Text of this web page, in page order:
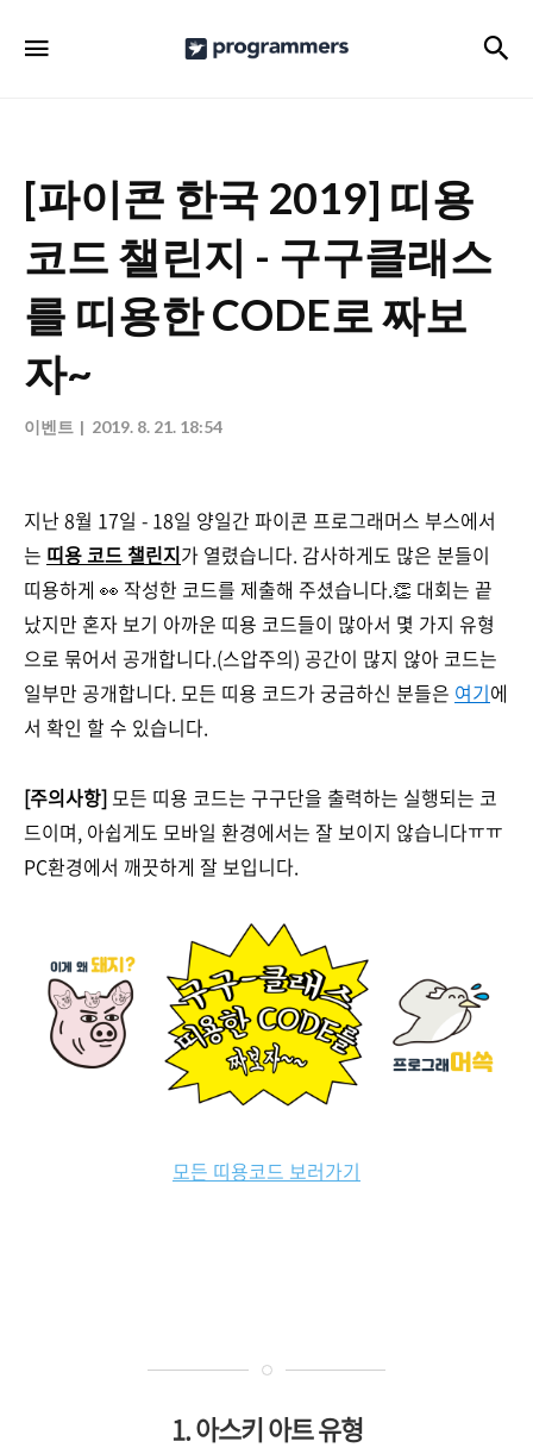
로
머
스
공
식
블
[파이콘 한국 2019] 띠용
코드 챌린지 - 구구클래스
를 띠용한 CODE로 짜보
자~
이벤트 2019. 8. 21. 18:54
지난 8월 17일 - 18일 양일간 파이콘 프로그래머스 부스에서
는 띠용 코드 챌린지가 열렸습니다. 감사하게도 많은 분들이
띠용하게 👀 작성한 코드를 제출해 주셨습니다.👏 대회는 끝
났지만 혼자 보기 아까운 띠용 코드들이 많아서 몇 가지 유형
으로 묶어서 공개합니다.(스압주의) 공간이 많지 않아 코드는
일부만 공개합니다. 모든 띠용 코드가 궁금하신 분들은 여기에
서 확인 할 수 있습니다.
[주의사항]모든 띠용 코드는 구구단을 출력하는 실행되는 코
드이며, 아쉽게도 모바일 환경에서는 잘 보이지 않습니다ㅠㅠ
PC환경에서 깨끗하게 잘 보입니다.
모든 띠용코드 보러가기
1. 아스키 아트 유형